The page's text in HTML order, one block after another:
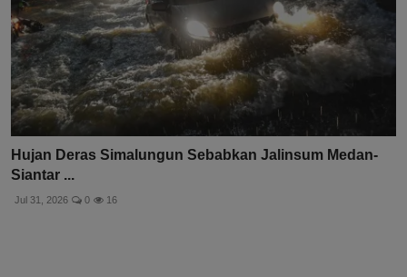
Hujan Deras Simalungun Sebabkan Jalinsum Medan-
Siantar ...
Jul 31, 2026 0 16